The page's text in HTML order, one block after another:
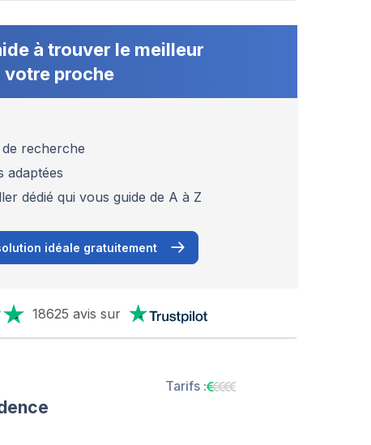
à trouver le meilleur
proche
recherche
adaptées
dédié qui vous guide de A à Z
idéale gratuitement
18625 avis sur
Tarifs :